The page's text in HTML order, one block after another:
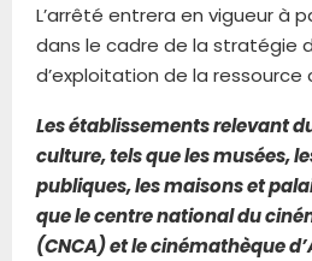
L’arrêté entrera en vigueur à
dans le cadre de la stratégie
d’exploitation de la ressource
Les établissements relevant
culture, tels que les musées,
publiques, les maisons et
que le centre national du
(CNCA) et le cinémathèque